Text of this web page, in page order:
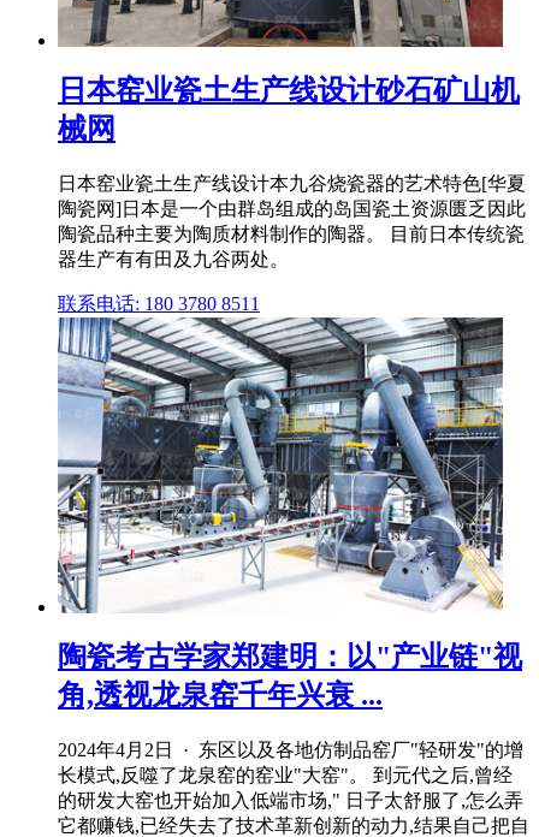
日本窑业瓷土生产线设计砂石矿山机
械网
日本窑业瓷土生产线设计本九谷烧瓷器的艺术特色[华夏
陶瓷网]日本是一个由群岛组成的岛国瓷土资源匮乏因此
陶瓷品种主要为陶质材料制作的陶器。 目前日本传统瓷
器生产有有田及九谷两处。
联系电话: 180 3780 8511
陶瓷考古学家郑建明：以"产业链"视
角,透视龙泉窑千年兴衰 ...
2024年4月2日 · 东区以及各地仿制品窑厂"轻研发"的增
长模式,反噬了龙泉窑的窑业"大窑"。 到元代之后,曾经
的研发大窑也开始加入低端市场," 日子太舒服了,怎么弄
它都赚钱,已经失去了技术革新创新的动力,结果自己把自